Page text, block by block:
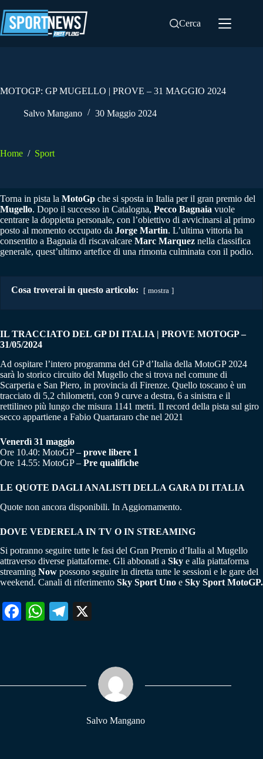
al
contenuto
Cerca
MOTOGP: GP MUGELLO | PROVE – 31 MAGGIO 2024
Salvo Mangano 30 Maggio 2024
Home / Sport
Torna in pista la MotoGp che si sposta in Italia per il gran premio del
Mugello. Dopo il successo in Catalogna, Pecco Bagnaia vuole
centrare la doppietta personale, con l’obiettivo di avvicinarsi al primo
posto al momento occupato da Jorge Martin. L’ultima vittoria ha
consentito a Bagnaia di riscavalcare Marc Marquez nella classifica
generale, quest’ultimo artefice di una rimonta culminata con il podio.
Cosa troverai in questo articolo: mostra
IL TRACCIATO DEL GP DI ITALIA | PROVE MOTOGP –
31/05/2024
Ad ospitare l’intero programma del GP d’Italia della MotoGP 2024
sarà lo storico circuito del Mugello che si trova nel comune di
Scarperia e San Piero, in provincia di Firenze. Quello toscano è un
tracciato di 5,2 chilometri, con 9 curve a destra, 6 a sinistra e il
rettilineo più lungo che misura 1141 metri. Il record della pista sul giro
secco appartiene a Fabio Quartararo che nel 2021
Venerdì 31 maggio
Ore 10.40: MotoGP – prove libere 1
Ore 14.55: MotoGP – Pre qualifiche
LE QUOTE DAGLI ANALISTI DELLA GARA DI ITALIA
Quote non ancora disponibili. In Aggiornamento.
DOVE VEDERELA IN TV O IN STREAMING
Si potranno seguire tutte le fasi del Gran Premio d’Italia al Mugello
attraverso diverse piattaforme. Gli abbonati a Sky e alla piattaforma
streaming Now possono seguire in diretta tutte le sessioni e le gare del
weekend. Canali di riferimento Sky Sport Uno e Sky Sport MotoGP.
Fa W
pp
Te
m
Salvo Mangano